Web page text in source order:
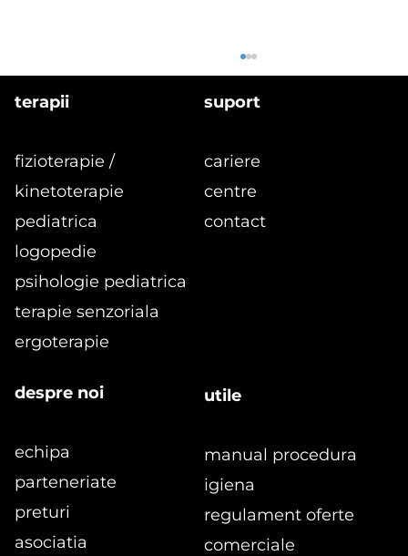
Programe de kinetoterapie pentru
copii 3-7 ani: dezvoltare, preventie
si recuperare
terapii
fizioterapie /
kinetoterapie
pediatrica
logopedie
psihologie pediatrica
terapie senzoriala
ergoterapie
despre noi
echipa
parteneriate
preturi
asociatia
suport
cariere
centre
contact
utile
manual procedura
igiena
regulament oferte
comerciale